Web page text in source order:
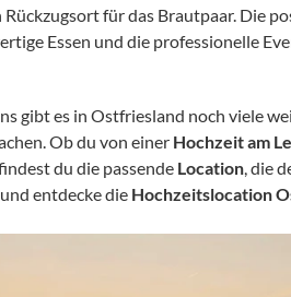
für das Brautpaar. Die
Essen und die professionelle
gibt es in Ostfriesland noch viele
Ob du von einer Hochzeit am
du die passende Location, die
entdecke die Hochzeitslocation